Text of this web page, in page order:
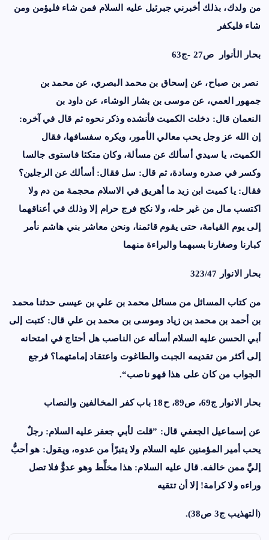
من ولدك، بذلك أخبرني جبرئيل عليه السلام فمن شاء فليؤمن ومن
شاء فليكفر
بحار الأنوار ص27 -ج63
نصر بن صباح، عن إسحاق بن محمد البصري، عنمحمد بن
جمهور
العمي، عنموسى بن بشار الوشاء، عن داود بن
النعمان قال: دخلت الكميت فأنشده وذكر نحوه ثم قال في آخره:
إن الله عز وجل يحب معالي الأمور، ويكره سفسافها، فقال
الكميت، يا سيدي أسألك عن مسألة، وكان متكئا فاستوى جالسا
وكسر في صدره وسادة، ثم قال: سل فقال: أسألك عن الرجلين؟
فقال: يا كميت ابن زيد ما أهريق في الاسلام محجمة من دم ولا
اكتسب مال من غير حله، ولا نكح فرج حرام إلا وذلك في أعناقهما
إلى يوم القيامة، حتى يقوم قائمنا، ونحن معاشر بني هاشم نأمر
كبارنا وصغارنا بسبهما والبراءة منهما
بحار الانوار 323/47
من كتاب المسائل من مسائل محمد بن علي بن عيسى حدثنا محمد
بن أحمد بن محمد بن زياد وموسى بن محمد بن علي قال: كتبت إلى
أبي الحسن عليه السلام أسأله عن الناصب هل أحتاج في امتحانه
إلى أكثر من تقديمه الجبت والطاغوت واعتقاد إمامتهما؟ فرجع
الجواب من كان على هذا فهو ناصب“.
بحار الانوار ج69، ص89، ح18 باب كفر المخالفين والنصاب
عن إسماعيل الجعفي قال: ”قلت لأبي جعفر عليه السلام: رجلٌ
يحب أمير المؤمنين عليه السلام ولا يتبرّأ من عدوه، ويقول: هو أحبُّ
إليَّ ممن خالفه. قال عليه السلام: هذا مخلِّط وهو عدوٌّ فلا تصل
وراءه ولا كرامة! إلا أن تتقيه
(التهذيب ج3 ص38).